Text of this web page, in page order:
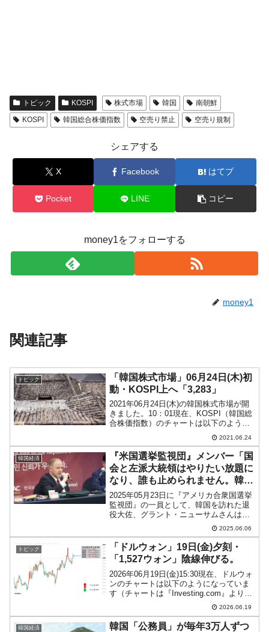
トピック KOSPI 株式市場 韓国
南朝鮮
KOSPI
韓国総合株価指数 空売り禁止 空売り規制
シェアする
X Facebook はてブ
Pocket LINE コピー
money1をフォローする
money1
関連記事
トピック
「韓国株式市場」06月24日(木)初
動・KOSPI上へ「3,283」
2021年06月24日(木)の韓国株式市場が開
きました。10：01現在、KOSPI（韓国総
合株価指数）のチャートは以下のように
『Investing.com』より引用）。KOSPIは
さらに上昇しています。「3,282」...
2021.06.24
韓国経済
『米国選挙監視団』メンバー「国
会と左派大統領はやりたい放題に
なり、誰も止められません。韓国
は事実上、一党独裁国家となるで
しょう」
2025年05月23日に『アメリカ合衆国選挙
監視団』の一員として、韓国を訪れた退
役大佐、グラント・ニューサムさんは、
ソウルで開催された記者会見で語ったこ
とをご紹介します。大変不思議なこと
に、この発言は韓国語メディアには出て
いません。英語版の...
2025.06.06
トピック
「ドルウォン」19日(金)夕刻・
「1,527ウォン」陰線伸びる。
2026年06月19日(金)15:30現在、ドルウォ
ンのチャートは以下のようになっていま
す（チャートは『Investing.com』より引
用）。陰転してローソク足が伸びまし
た。現在のところ「1ドル＝1,527ウォ
ン」近辺の攻防となっています...
2026.06.19
韓国経済
韓国「公務員」が毎年3万人ずつ